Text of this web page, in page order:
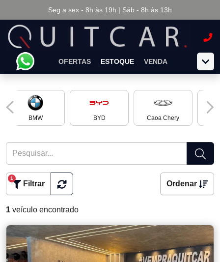
Seg a sex - 8h às 19h | Sáb - 8h às 13h
OFERTAS ESTOQUE VENDA
BMW BYD Caoa Chery
Filtrar
1
Ordenar
1 veículo encontrado